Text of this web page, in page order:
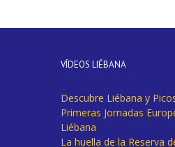
VÍDEOS LIÉBANA
Descubre Liébana y
Primeras Jornadas
Liébana
La huella de la Reserva